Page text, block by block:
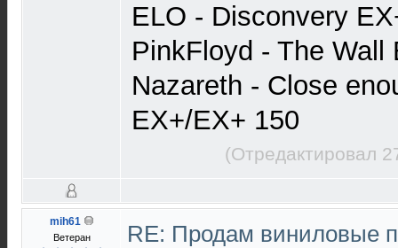
ELO - Disconvery
PinkFloyd - The Wall
Nazareth - Close
EX+/EX+ 150
(Отредактировал
mih61
Ветеран
RE: Продам виниловые